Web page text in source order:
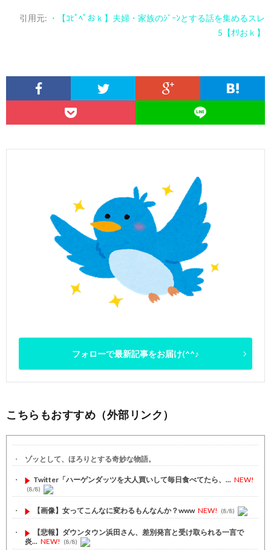
引用元: ・【ｺﾋﾟﾍﾟおｋ】夫婦・家族のｼﾞｰﾝとする話を集めるスレ
5【ｵﾘおｋ】
フォローで最新記事をお届け(^^♪
こちらもおすすめ（外部リンク）
ゾッとして、ほろりとする奇妙な物語。
Twitter「ハーゲンダッツを大人買いして毎日食べてたら、... NEW!
(8/8)
【画像】女ってこんなに変わるもんなんか？www NEW! (8/8)
【悲報】ダウンタウン浜田さん、差別発言と受け取られる一言で
炎... NEW! (8/8)